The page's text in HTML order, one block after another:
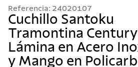
Referencia: 24020107
Cuchillo Santoku
Tramontina
Lámina en Acero
y Mango en
2.
sarten
3.
cubiertos
4.
ollas